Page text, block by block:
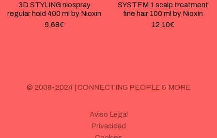
3D STYLING niospray
regular hold 400 ml by Nioxin
9,68€
SYSTEM 1 scalp treatment
fine hair 100 ml by Nioxin
12,10€
© 2008-2024 | CONNECTING PEOPLE & MORE
Aviso Legal
Privacidad